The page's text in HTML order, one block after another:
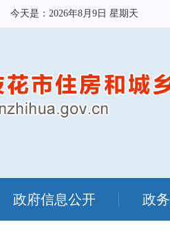
今天是： 2026年8月9日 星期天
政府信息公开 政